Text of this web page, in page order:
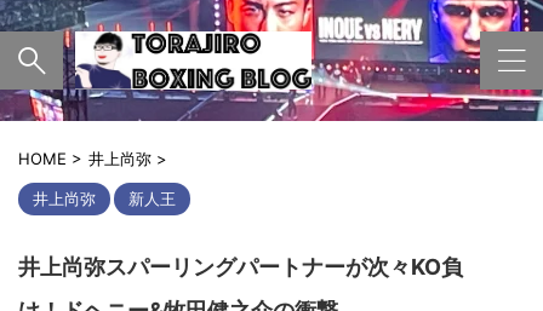
HOME > 井上尚弥 >
井上尚弥 新人王
井上尚弥スパーリングパートナーが次々KO負